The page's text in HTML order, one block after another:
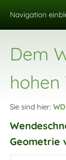
Navigation
Dem
Sie sind hier:
Geometrie